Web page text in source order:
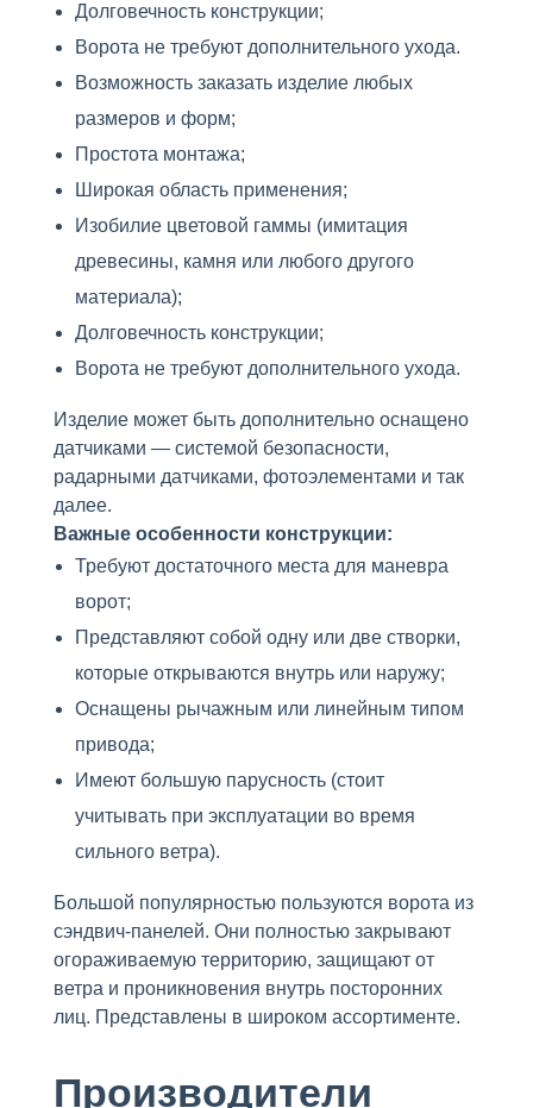
Долговечность конструкции;
Ворота не требуют дополнительного ухода.
Возможность заказать изделие любых
размеров и форм;
Простота монтажа;
Широкая область применения;
Изобилие цветовой гаммы (имитация
древесины, камня или любого другого
материала);
Долговечность конструкции;
Ворота не требуют дополнительного ухода.
Изделие может быть дополнительно оснащено
датчиками — системой безопасности,
радарными датчиками, фотоэлементами и так
далее.
Важные особенности конструкции:
Требуют достаточного места для маневра
ворот;
Представляют собой одну или две створки,
которые открываются внутрь или наружу;
Оснащены рычажным или линейным типом
привода;
Имеют большую парусность (стоит
учитывать при эксплуатации во время
сильного ветра).
Большой популярностью пользуются ворота из
сэндвич-панелей. Они полностью закрывают
огораживаемую территорию, защищают от
ветра и проникновения внутрь посторонних
лиц. Представлены в широком ассортименте.
Производители